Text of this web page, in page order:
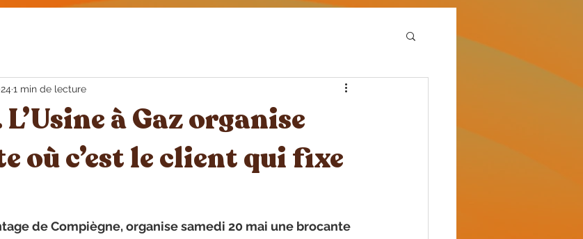
à Gaz organise
où c’est le client qui fixe
1 min de lecture
de Compiègne, organise samedi 20 mai une brocante